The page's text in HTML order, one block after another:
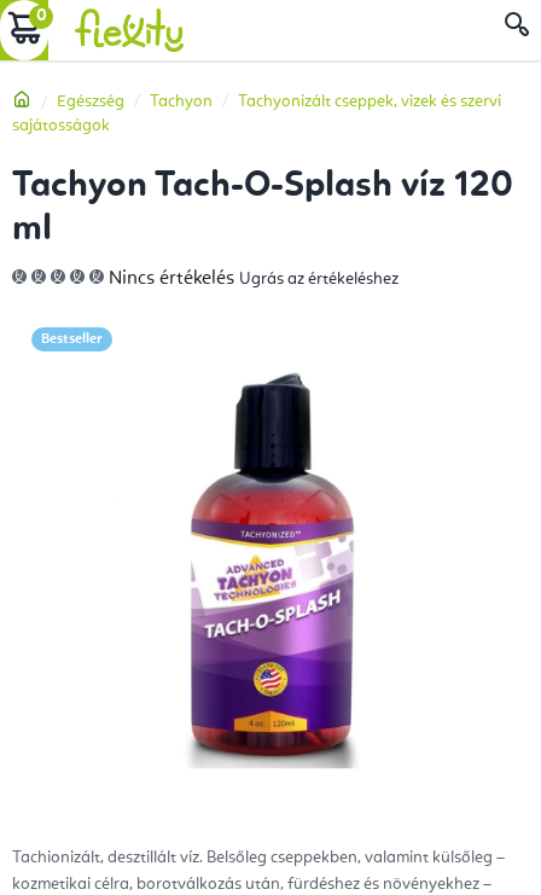
Ugrás
a
tartalomhoz
KOSÁR
Kezdőlap
Egészség Tachyon
Tachyonizált cseppek, vizek és szervi
sajátosságok
Tachionizált, desztillált víz. Belsőleg cseppekben, valamint külsőleg –
kozmetikai célra, borotválkozás után, fürdéshez és növényekhez –
Tachyon Tach-O-Splash víz 120
ml
A
termék
5-
ből
Nincs értékelés Ugrás az értékeléshez
Bestseller